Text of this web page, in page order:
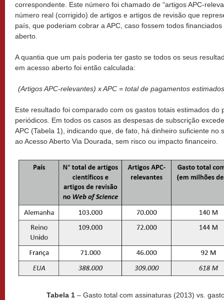
correspondente. Este número foi chamado de “artigos APC-
número real (corrigido) de artigos e artigos de revisão que
país, que poderiam cobrar a APC, caso fossem todos
aberto.
A quantia que um país poderia ter gasto se todos os seus
em acesso aberto foi então calculada:
(Artigos APC-relevantes) x APC = total de pagamentos
Este resultado foi comparado com os gastos totais estimados do
periódicos. Em todos os casos as despesas de subscrição
APC (Tabela 1), indicando que, de fato, há dinheiro suficiente no
ao Acesso Aberto Via Dourada, sem risco ou impacto financeiro.
Tabela 1 – Gasto total com assinaturas (2013) vs.